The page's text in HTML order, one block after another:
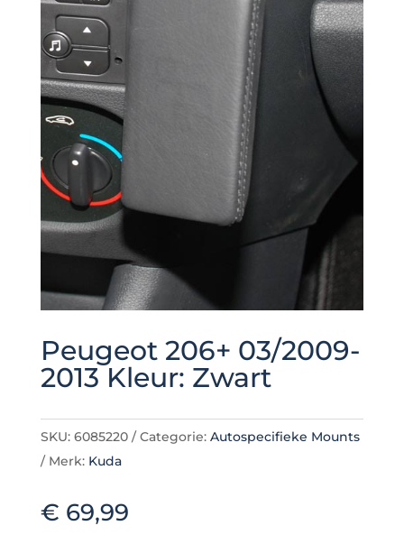
Peugeot 206+ 03/2009-
2013 Kleur: Zwart
SKU: 6085220 Categorie: Autospecifieke Mounts
Merk: Kuda
€ 69,99